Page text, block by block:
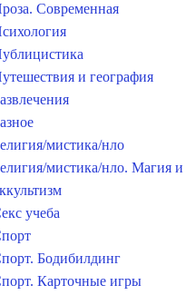
Современная
и география
мистика/нло
мистика/нло. Магия и
учеба
Бодибилдинг
Карточные игры